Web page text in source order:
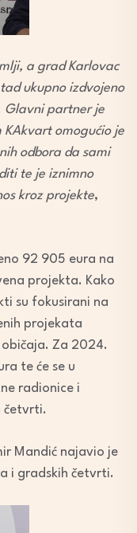
a grad Karlovac
ukupno izdvojeno
Glavni partner je
KAkvart omogućio je
odbora da sami
te je iznimno
kroz projekte,
92 905 eura na
projekta. Kako
su fokusirani na
projekata
Za 2024.
te će se u
radionice i
četvrti.
Mandić najavio je
i gradskih četvrti.